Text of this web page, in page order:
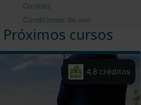
Próximos cursos
4,8 créditos
Cookies
Condiciones de uso